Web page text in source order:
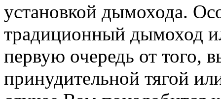
установкой дымохода.
традиционный дымоход
первую очередь от того,
принудительной тягой